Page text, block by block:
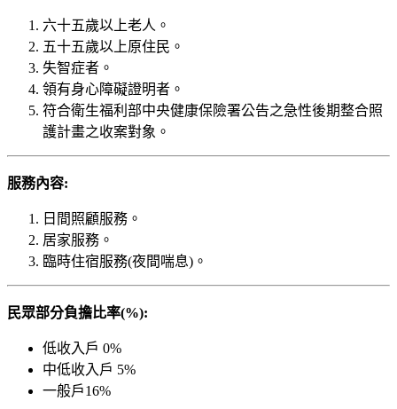
六十五歲以上老人。
五十五歲以上原住民。
失智症者。
領有身心障礙證明者。
符合衛生福利部中央健康保險署公告之急性後期整合照
護計畫之收案對象。
服務內容:
日間照顧服務。
居家服務。
臨時住宿服務(夜間喘息)。
民眾部分負擔比率(%):
低收入戶 0%
中低收入戶 5%
一般戶16%